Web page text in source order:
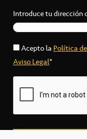
Introduce tu dirección
Acepto laPolítica
Aviso Legal*